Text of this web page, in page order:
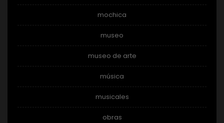
mochica
museo
museo de arte
música
musicales
obras